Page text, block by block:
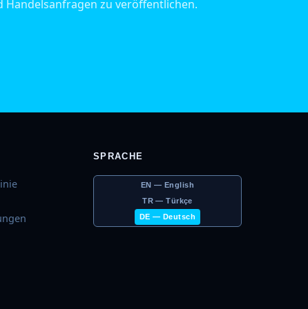
Handelsanfragen zu veröffentlichen.
SPRACHE
EN — English
TR — Türkçe
DE — Deutsch